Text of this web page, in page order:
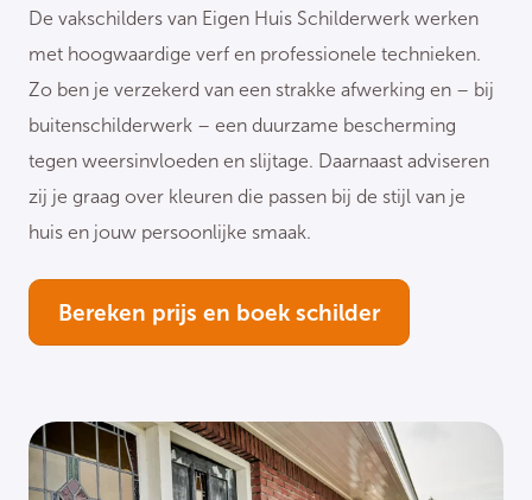
De vakschilders van Eigen Huis Schilderwerk werken
met hoogwaardige verf en professionele technieken.
Zo ben je verzekerd van een strakke afwerking en – bij
buitenschilderwerk – een duurzame bescherming
tegen weersinvloeden en slijtage. Daarnaast adviseren
zij je graag over kleuren die passen bij de stijl van je
huis en jouw persoonlijke smaak.
Bereken prijs en boek schilder